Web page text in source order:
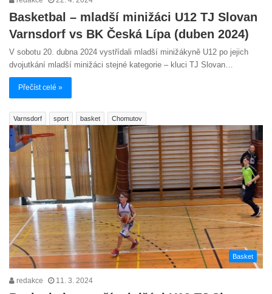
Basketbal – mladší minižáci U12 TJ Slovan
Varnsdorf vs BK Česká Lípa (duben 2024)
V sobotu 20. dubna 2024 vystřídali mladší minižákyně U12 po jejich
dvojutkání mladší minižáci stejné kategorie – kluci TJ Slovan…
Přečíst celé »
Varnsdorf sport basket Chomutov
Basket
redakce 11. 3. 2024